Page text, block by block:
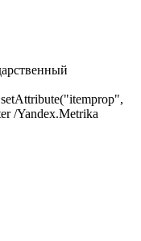
/Yandex.Metrika